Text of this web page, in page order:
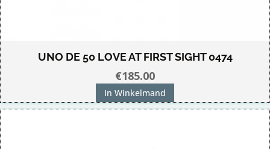
UNO DE 50 LOVE AT FIRST SIGHT 0474
€185.00
In Winkelmand